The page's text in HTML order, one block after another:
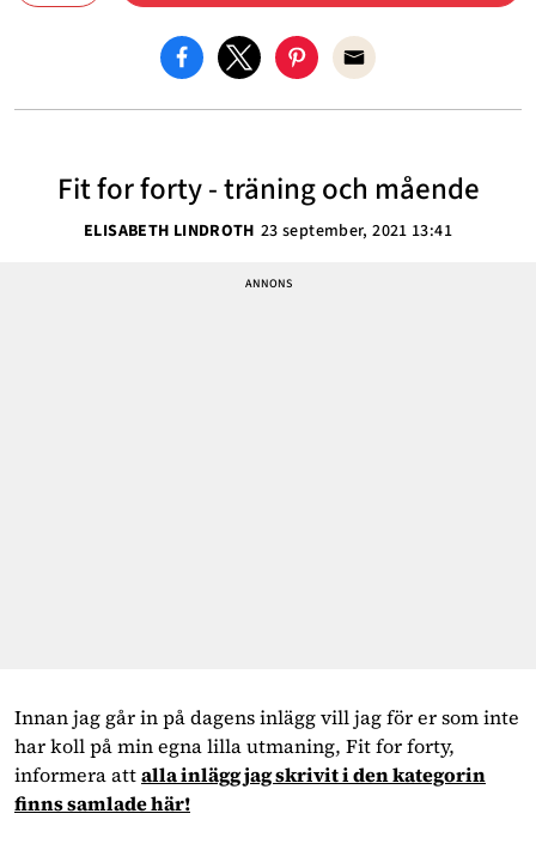
Fit for forty - träning och mående
ELISABETH LINDROTH 23 september, 2021 13:41
Innan jag går in på dagens inlägg vill jag för er som inte
har koll på min egna lilla utmaning, Fit for forty,
informera attalla inlägg jag skrivit i den kategorin
finns samlade här!